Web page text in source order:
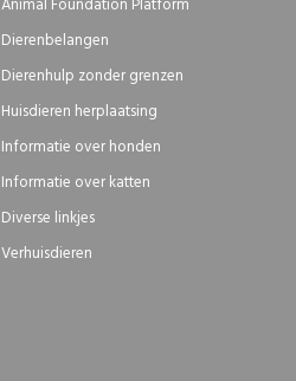
Animal Foundation Platform
Dierenbelangen
Dierenhulp zonder grenzen
Huisdieren herplaatsing
Informatie over honden
Informatie over katten
Diverse linkjes
Verhuisdieren